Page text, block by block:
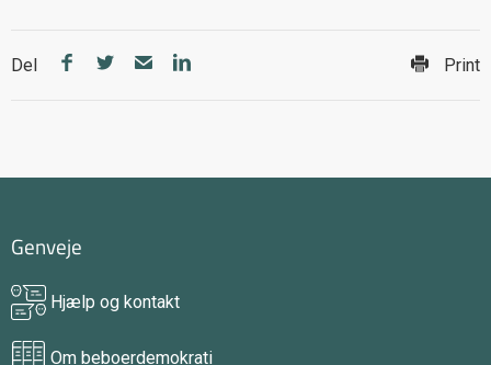
Del Print
Genveje
Hjælp og kontakt
Om beboerdemokrati